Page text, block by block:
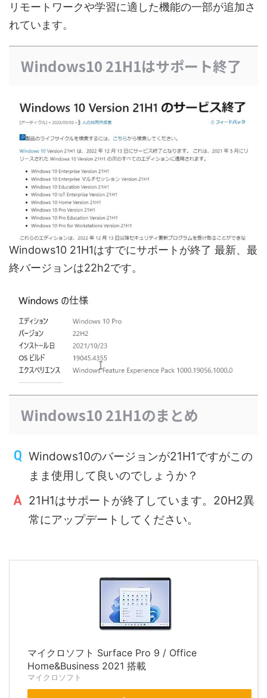
リモートワークや学習に適した機能の一部が追加さ
れています。
Windows10 21H1はサポート終了
Windows10 21H1はすでにサポートが終了 最新、最
終バージョンは22h2です。
Windows10 21H1のまとめ
Windows10のバージョンが21H1ですがこの
まま使用して良いのでしょうか？
21H1はサポートが終了しています。20H2異
常にアップデートしてください。
マイクロソフト Surface Pro 9 / Office
Home&Business 2021 搭載
マイクロソフト